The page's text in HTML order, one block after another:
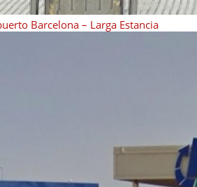
Barcelona – Larga Estancia